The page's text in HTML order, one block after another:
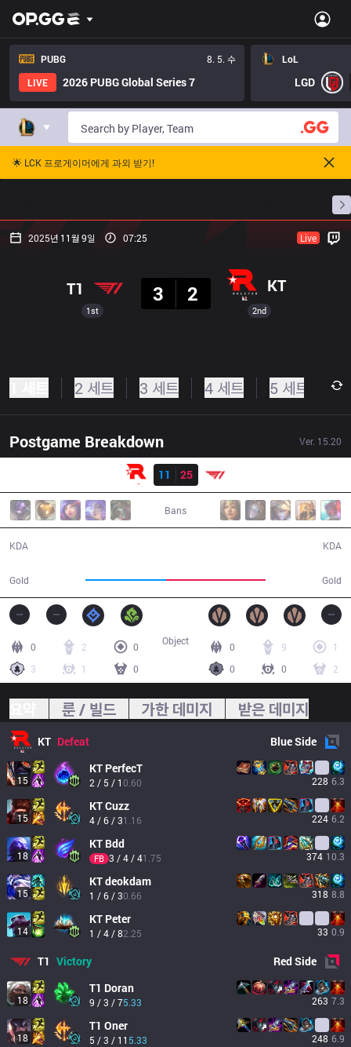
PUBG
8. 5. 수
LIVE
2026 PUBG Global Series 7
LoL
LGD
🌟 LCK 프로게이머에게 과외 받기!
프로빌
2025년 11월 9일 07:25 Live
1st
T1
3
2 KT
2nd
2 세트 3 세트 4 세트 5 세트
Postgame Breakdown Ver. 15.20
11
25
Bans
KDA
Gold Gold
KDA
0 2
0
3
1 0
0 9
1
0
0 2
Object
룬 / 빌드 가한 데미지 받은 데미지
KT Defeat BlueSide
15
KT PerfecT
2 / 5 / 10.60 228 6.3
15
KTCuzz
4 / 6 / 31.16 224 6.2
18
KT Bdd
FB 3 / 4 / 41.75 374 10.3
15
KTdeokdam
1 / 6 / 30.66 318 8.8
14
KT Peter
1 / 4 / 82.25 33 0.9
T1 Victory RedSide
18
T1 Doran
9 / 3 / 75.33 263 7.3
18
T1 Oner
5 / 3 / 11 5.33 248 6.9